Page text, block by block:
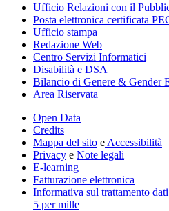
Ufficio Relazioni con il
Posta elettronica certificata
Ufficio stampa
Redazione Web
Centro Servizi Informatici
Disabilità e DSA
Bilancio di Genere & Gender
Area Riservata
Open Data
Credits
Mappa del sito e Accessibilità
Privacy e Note legali
E-learning
Fatturazione elettronica
Informativa sul trattamento dati
5 per mille